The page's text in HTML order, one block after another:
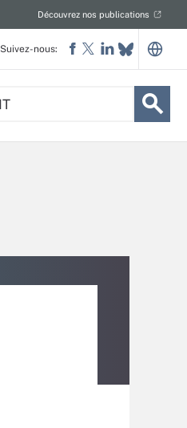
Découvrez nos publications
Suivez-nous: